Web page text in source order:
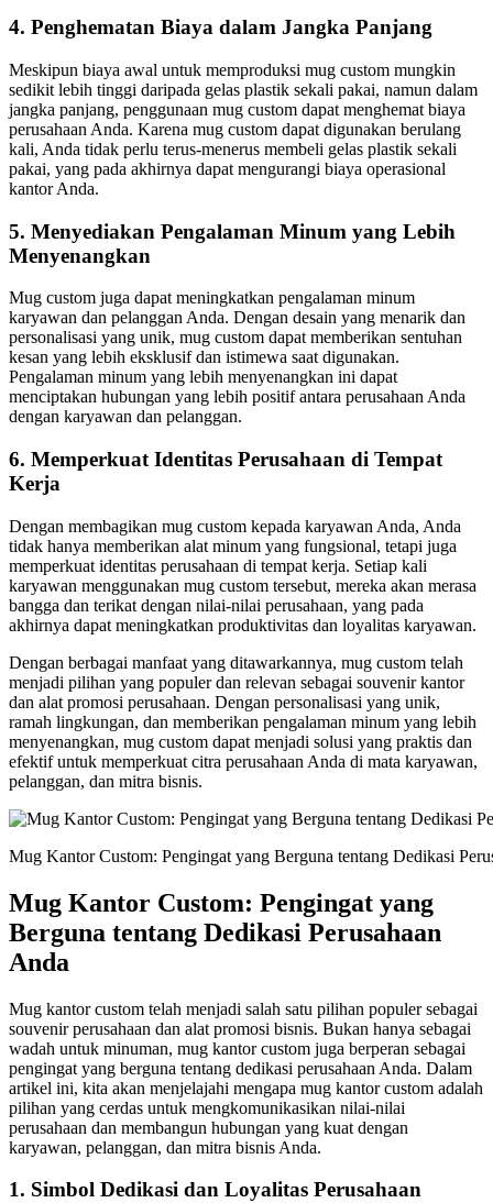
4. Penghematan Biaya dalam Jangka Panjang
Meskipun biaya awal untuk memproduksi mug custom mungkin
sedikit lebih tinggi daripada gelas plastik sekali pakai, namun dalam
jangka panjang, penggunaan mug custom dapat menghemat biaya
perusahaan Anda. Karena mug custom dapat digunakan berulang
kali, Anda tidak perlu terus-menerus membeli gelas plastik sekali
pakai, yang pada akhirnya dapat mengurangi biaya operasional
kantor Anda.
5. Menyediakan Pengalaman Minum yang Lebih
Menyenangkan
Mug custom juga dapat meningkatkan pengalaman minum
karyawan dan pelanggan Anda. Dengan desain yang menarik dan
personalisasi yang unik, mug custom dapat memberikan sentuhan
kesan yang lebih eksklusif dan istimewa saat digunakan.
Pengalaman minum yang lebih menyenangkan ini dapat
menciptakan hubungan yang lebih positif antara perusahaan Anda
dengan karyawan dan pelanggan.
6. Memperkuat Identitas Perusahaan di Tempat
Kerja
Dengan membagikan mug custom kepada karyawan Anda, Anda
tidak hanya memberikan alat minum yang fungsional, tetapi juga
memperkuat identitas perusahaan di tempat kerja. Setiap kali
karyawan menggunakan mug custom tersebut, mereka akan merasa
bangga dan terikat dengan nilai-nilai perusahaan, yang pada
akhirnya dapat meningkatkan produktivitas dan loyalitas karyawan.
Dengan berbagai manfaat yang ditawarkannya, mug custom telah
menjadi pilihan yang populer dan relevan sebagai souvenir kantor
dan alat promosi perusahaan. Dengan personalisasi yang unik,
ramah lingkungan, dan memberikan pengalaman minum yang lebih
menyenangkan, mug custom dapat menjadi solusi yang praktis dan
efektif untuk memperkuat citra perusahaan Anda di mata karyawan,
pelanggan, dan mitra bisnis.
Mug Kantor Custom: Pengingat yang Berguna tentang Dedikasi
Mug Kantor Custom: Pengingat yang
Berguna tentang Dedikasi Perusahaan
Anda
Mug kantor custom telah menjadi salah satu pilihan populer sebagai
souvenir perusahaan dan alat promosi bisnis. Bukan hanya sebagai
wadah untuk minuman, mug kantor custom juga berperan sebagai
pengingat yang berguna tentang dedikasi perusahaan Anda. Dalam
artikel ini, kita akan menjelajahi mengapa mug kantor custom adalah
pilihan yang cerdas untuk mengkomunikasikan nilai-nilai
perusahaan dan membangun hubungan yang kuat dengan
karyawan, pelanggan, dan mitra bisnis Anda.
1. Simbol Dedikasi dan Loyalitas Perusahaan